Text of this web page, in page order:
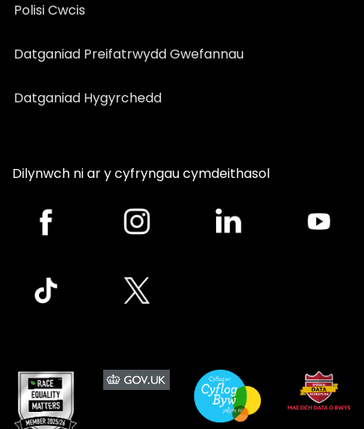
Polisi Cwcis
Datganiad Preifatrwydd Gwefannau
Datganiad Hygyrchedd
Dilynwch ni ar y cyfryngau cymdeithasol